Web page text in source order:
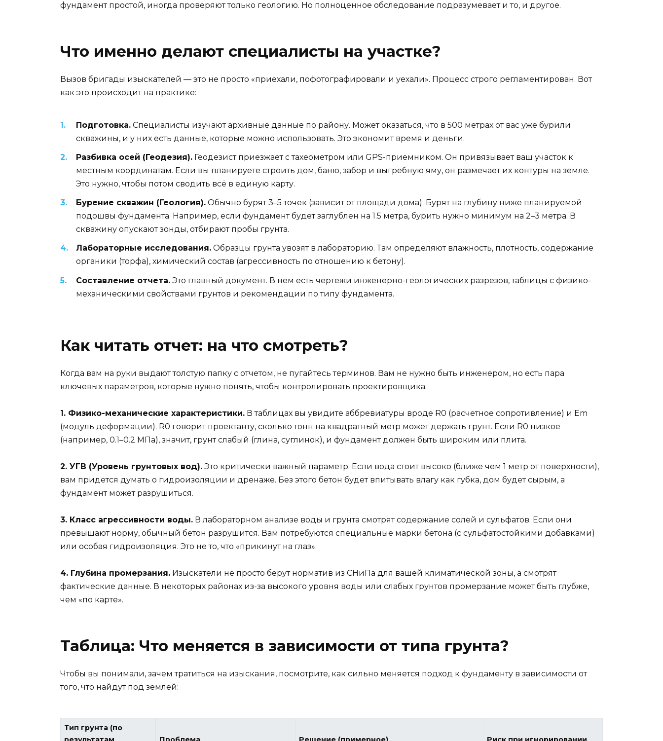
фундамент простой, иногда проверяют только геологию. Но полноценное обследование подразумевает и то, и другое.
Что именно делают специалисты на участке?
Вызов бригады изыскателей — это не просто «приехали, пофотографировали и уехали». Процесс строго регламентирован. Вот
как это происходит на практике:
Подготовка. Специалисты изучают архивные данные по району. Может оказаться, что в 500 метрах от вас уже бурили
скважины, и у них есть данные, которые можно использовать. Это экономит время и деньги.
Разбивка осей (Геодезия). Геодезист приезжает с тахеометром или GPS-приемником. Он привязывает ваш участок к
местным координатам. Если вы планируете строить дом, баню, забор и выгребную яму, он размечает их контуры на земле.
Это нужно, чтобы потом сводить всё в единую карту.
Бурение скважин (Геология). Обычно бурят 3–5 точек (зависит от площади дома). Бурят на глубину ниже планируемой
подошвы фундамента. Например, если фундамент будет заглублен на 1.5 метра, бурить нужно минимум на 2–3 метра. В
скважину опускают зонды, отбирают пробы грунта.
Лабораторные исследования. Образцы грунта увозят в лабораторию. Там определяют влажность, плотность, содержание
органики (торфа), химический состав (агрессивность по отношению к бетону).
Составление отчета. Это главный документ. В нем есть чертежи инженерно-геологических разрезов, таблицы с физико-
механическими свойствами грунтов и рекомендации по типу фундамента.
Как читать отчет: на что смотреть?
Когда вам на руки выдают толстую папку с отчетом, не пугайтесь терминов. Вам не нужно быть инженером, но есть пара
ключевых параметров, которые нужно понять, чтобы контролировать проектировщика.
1. Физико-механические характеристики. В таблицах вы увидите аббревиатуры вроде R0 (расчетное сопротивление) и Em
(модуль деформации). R0 говорит проектанту, сколько тонн на квадратный метр может держать грунт. Если R0 низкое
(например, 0.1–0.2 МПа), значит, грунт слабый (глина, суглинок), и фундамент должен быть широким или плита.
2. УГВ (Уровень грунтовых вод). Это критически важный параметр. Если вода стоит высоко (ближе чем 1 метр от поверхности),
вам придется думать о гидроизоляции и дренаже. Без этого бетон будет впитывать влагу как губка, дом будет сырым, а
фундамент может разрушиться.
3. Класс агрессивности воды. В лабораторном анализе воды и грунта смотрят содержание солей и сульфатов. Если они
превышают норму, обычный бетон разрушится. Вам потребуются специальные марки бетона (с сульфатостойкими добавками)
или особая гидроизоляция. Это не то, что «прикинут на глаз».
4. Глубина промерзания. Изыскатели не просто берут норматив из СНиПа для вашей климатической зоны, а смотрят
фактические данные. В некоторых районах из-за высокого уровня воды или слабых грунтов промерзание может быть глубже,
чем «по карте».
Таблица: Что меняется в зависимости от типа грунта?
Чтобы вы понимали, зачем тратиться на изыскания, посмотрите, как сильно меняется подход к фундаменту в зависимости от
того, что найдут под землей:
Тип грунта (по